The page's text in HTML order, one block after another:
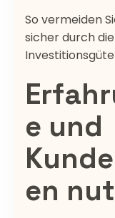
So vermeiden
sicher durch
e und
en